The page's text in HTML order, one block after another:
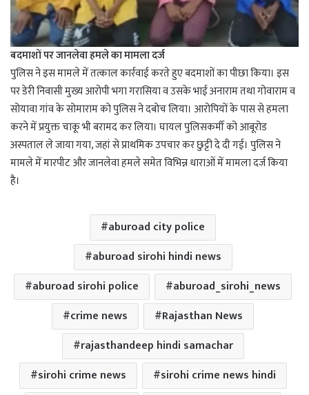
बदमाशों पर जानलेवा हमले का मामला दर्ज
पुलिस ने इस मामले में तत्काल कार्रवाई करते हुए बदमाशों का पीछा किया। इस
पर डेरी निवासी मुख्य आरोपी भगा गरासिया व उसके भाई अनाराम तथा गोवाराम व
सोयावा गांव के सोमाराम को पुलिस ने दबोच लिया। आरोपियों के पास से हमला
करने में प्रयुक्त चाकू भी बरामद कर लिया। घायल पुलिसकर्मी को आबूरोड
अस्पताल ले जाया गया, जहां से प्राथमिक उपचार कर छुट्टी दे दी गई। पुलिस ने
मामले में मारपीट और जानलेवा हमले समेत विभिन्न धाराओं में मामला दर्ज किया
है।
aburoad city police
aburoad sirohi hindi news
aburoad sirohi police
aburoad_sirohi_news
crime news
Rajasthan News
rajasthandeep hindi samachar
sirohi crime news
sirohi crime news hindi